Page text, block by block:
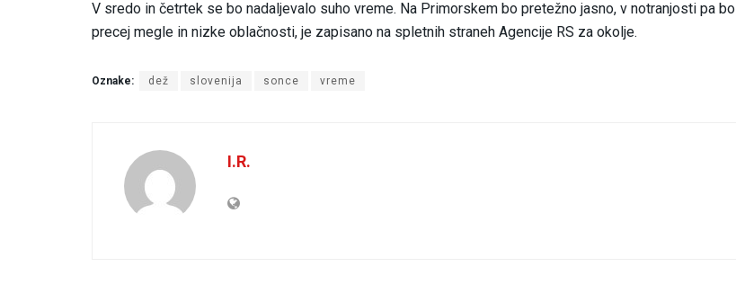
V sredo in četrtek se bo nadaljevalo suho vreme. Na Primorskem bo pretežno jasno, v notranjosti pa bo
precej megle in nizke oblačnosti, je zapisano na spletnih straneh Agencije RS za okolje.
Oznake: dež slovenija sonce vreme
I.R.